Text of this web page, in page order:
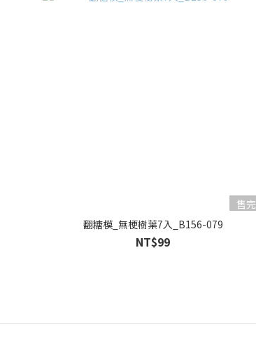
售完
翻糖模_無梗樹葉7入_B156-079
NT$99